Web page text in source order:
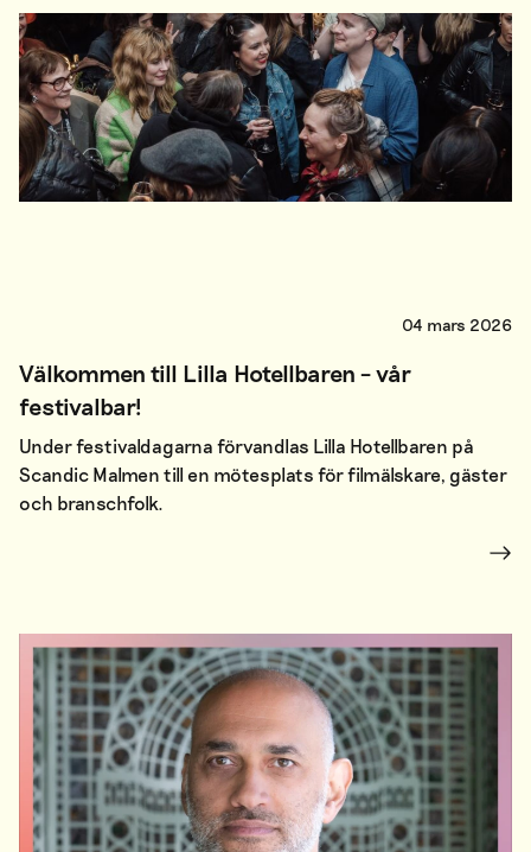
04 mars 2026
Välkommen till Lilla Hotellbaren – vår
festivalbar!
Under festivaldagarna förvandlas Lilla Hotellbaren på
Scandic Malmen till en mötesplats för filmälskare, gäster
och branschfolk.